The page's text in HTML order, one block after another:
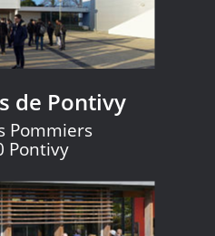
de Pontivy
Pommiers
Pontivy